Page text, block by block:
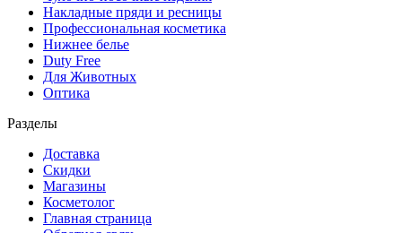
Накладные пряди и ресницы
Профессиональная косметика
Нижнее белье
Duty Free
Для Животных
Оптика
Разделы
Доставка
Скидки
Магазины
Косметолог
Главная страница